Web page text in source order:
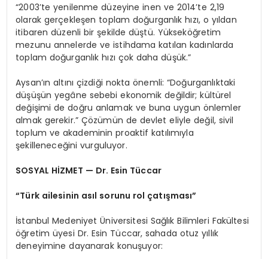
“2003’te yenilenme düzeyine inen ve 2014’te 2,19
olarak gerçekleşen toplam doğurganlık hızı, o yıldan
itibaren düzenli bir şekilde düştü. Yükseköğretim
mezunu annelerde ve istihdama katılan kadınlarda
toplam doğurganlık hızı çok daha düşük.”
Aysan’ın altını çizdiği nokta önemli: “Doğurganlıktaki
düşüşün yegâne sebebi ekonomik değildir; kültürel
değişimi de doğru anlamak ve buna uygun önlemler
almak gerekir.” Çözümün de devlet eliyle değil, sivil
toplum ve akademinin proaktif katılımıyla
şekilleneceğini vurguluyor.
SOSYAL HİZMET — Dr. Esin Tüccar
“Türk ailesinin asıl sorunu rol çatışması”
İstanbul Medeniyet Üniversitesi Sağlık Bilimleri Fakültesi
öğretim üyesi Dr. Esin Tüccar, sahada otuz yıllık
deneyimine dayanarak konuşuyor: